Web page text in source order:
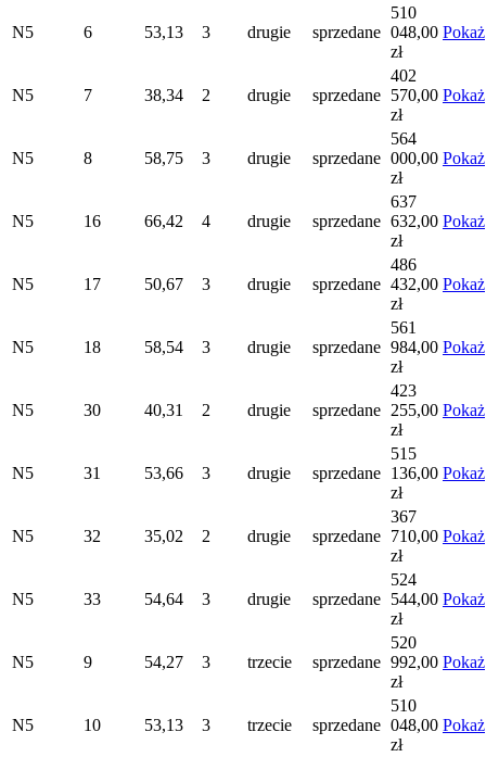
N5 6 53,13 3 drugie sprzedane
510
048,00
zł
Pokaż
N5 7 38,34 2 drugie sprzedane
402
570,00
zł
Pokaż
N5 8 58,75 3 drugie sprzedane
564
000,00
zł
Pokaż
N5 16 66,42 4 drugie sprzedane
637
632,00
zł
Pokaż
N5 17 50,67 3 drugie sprzedane
486
432,00
zł
Pokaż
N5 18 58,54 3 drugie sprzedane
561
984,00
zł
Pokaż
N5 30 40,31 2 drugie sprzedane
423
255,00
zł
Pokaż
N5 31 53,66 3 drugie sprzedane
515
136,00
zł
Pokaż
N5 32 35,02 2 drugie sprzedane
367
710,00
zł
Pokaż
N5 33 54,64 3 drugie sprzedane
524
544,00
zł
Pokaż
N5 9 54,27 3 trzecie sprzedane
520
992,00
zł
Pokaż
N5 10 53,13 3 trzecie sprzedane
510
048,00
zł
Pokaż